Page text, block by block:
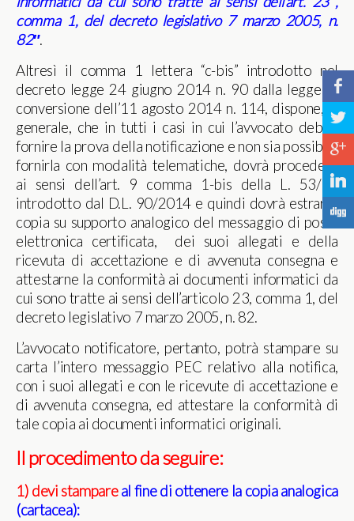
comma 1, del decreto legislativo 7 marzo 2005, n.
82″.
Altresì il comma 1 lettera “c-bis” introdotto nel
decreto legge 24 giugno 2014 n. 90 dalla legge di
conversione dell’11 agosto 2014 n. 114, dispone, in
generale, che in tutti i casi in cui l’avvocato debba
fornire la prova della notificazione e non sia possibile
fornirla con modalità telematiche, dovrà procedere
ai sensi dell’art. 9 comma 1-bis della L. 53/94
introdotto dal D.L. 90/2014 e quindi dovrà estrarre
copia su supporto analogico del messaggio di posta
elettronica certificata, dei suoi allegati e della
ricevuta di accettazione e di avvenuta consegna e
attestarne la conformità ai documenti informatici da
cui sono tratte ai sensi dell’articolo 23, comma 1, del
decreto legislativo 7 marzo 2005, n. 82.
L’avvocato notificatore, pertanto, potrà stampare su
carta l’intero messaggio PEC relativo alla notifica,
con i suoi allegati e con le ricevute di accettazione e
di avvenuta consegna, ed attestare la conformità di
tale copia ai documenti informatici originali.
Il procedimento da seguire:
1) devi stampareal fine di ottenere la copia analogica
(cartacea):
b
a
c
j
F